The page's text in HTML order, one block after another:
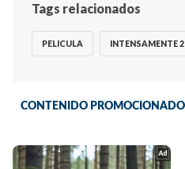
Tags relacionados
PELICULA INTENSAMENTE 2